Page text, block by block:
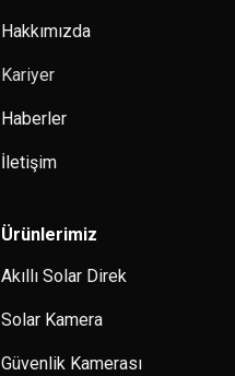
Hakkımızda
Kariyer
Haberler
İletişim
Ürünlerimiz
Akıllı Solar Direk
Solar Kamera
Güvenlik Kamerası